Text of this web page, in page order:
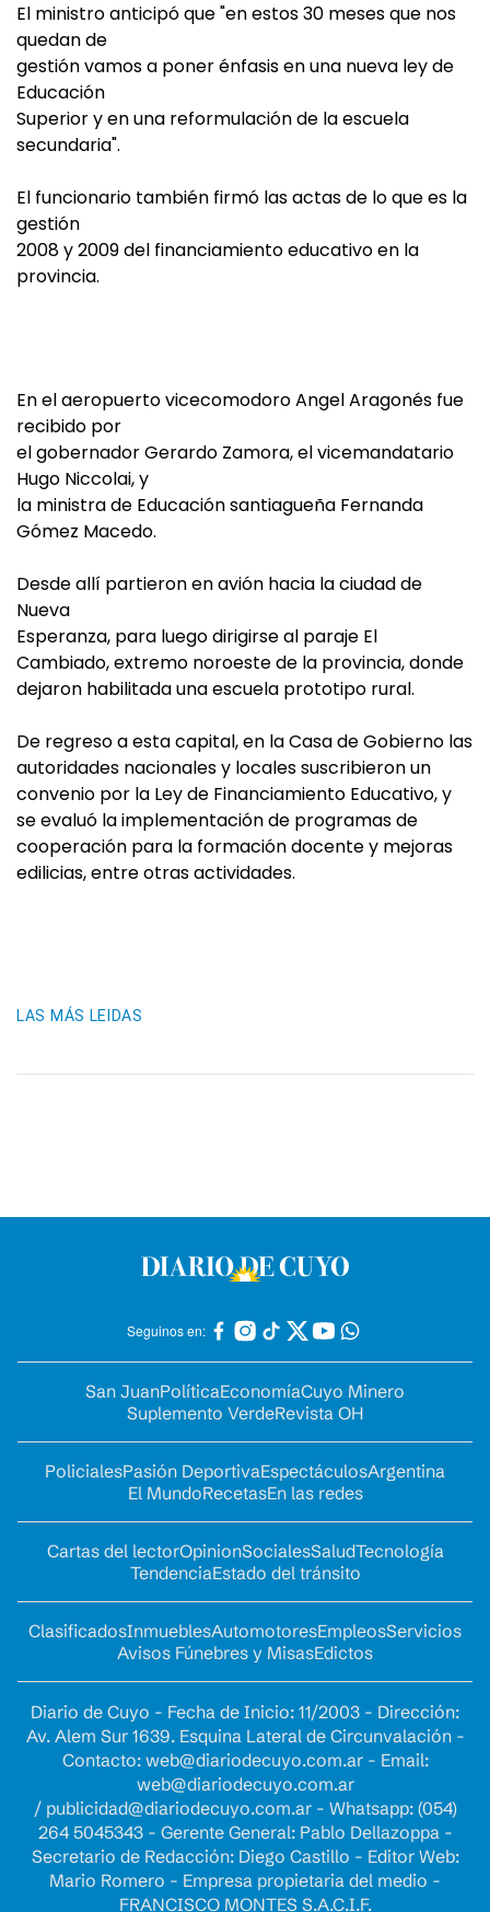
El ministro anticipó que "en estos 30 meses que nos
quedan de
gestión vamos a poner énfasis en una nueva ley de
Educación
Superior y en una reformulación de la escuela
secundaria".
El funcionario también firmó las actas de lo que es la
gestión
2008 y 2009 del financiamiento educativo en la
provincia.
En el aeropuerto vicecomodoro Angel Aragonés fue
recibido por
el gobernador Gerardo Zamora, el vicemandatario
Hugo Niccolai, y
la ministra de Educación santiagueña Fernanda
Gómez Macedo.
Desde allí partieron en avión hacia la ciudad de
Nueva
Esperanza, para luego dirigirse al paraje El
Cambiado, extremo noroeste de la provincia, donde
dejaron habilitada una escuela prototipo rural.
De regreso a esta capital, en la Casa de Gobierno las
autoridades nacionales y locales suscribieron un
convenio por la Ley de Financiamiento Educativo, y
se evaluó la implementación de programas de
cooperación para la formación docente y mejoras
edilicias, entre otras actividades.
LAS MÁS LEIDAS
Seguinos en:
San JuanPolíticaEconomíaCuyo Minero
Suplemento VerdeRevista OH
PolicialesPasión DeportivaEspectáculosArgentina
El MundoRecetasEn las redes
Cartas del lectorOpinionSocialesSaludTecnología
TendenciaEstado del tránsito
ClasificadosInmueblesAutomotoresEmpleosServicios
Avisos Fúnebres y MisasEdictos
Diario de Cuyo - Fecha de Inicio: 11/2003 - Dirección:
Av. Alem Sur 1639. Esquina Lateral de Circunvalación -
Contacto: web@diariodecuyo.com.ar- Email:
web@diariodecuyo.com.ar
/ publicidad@diariodecuyo.com.ar- Whatsapp: (054)
264 5045343 - Gerente General: Pablo Dellazoppa -
Secretario de Redacción: Diego Castillo - Editor Web:
Mario Romero - Empresa propietaria del medio -
FRANCISCO MONTES S.A.C.I.F.